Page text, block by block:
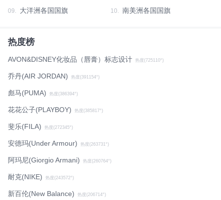
09. 大洋洲各国国旗 10. 南美洲各国国旗
热度榜
AVON&DISNEY化妆品（唇膏）标志设计 热度(725110°)
乔丹(AIR JORDAN) 热度(391154°)
彪马(PUMA) 热度(386394°)
花花公子(PLAYBOY) 热度(385817°)
斐乐(FILA) 热度(272345°)
安德玛(Under Armour) 热度(263731°)
阿玛尼(Giorgio Armani) 热度(260764°)
耐克(NIKE) 热度(243572°)
新百伦(New Balance) 热度(206714°)